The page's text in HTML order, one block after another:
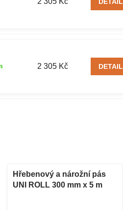
2 305 Kč DETAIL
Hřebenový a nárožní pás
UNI ROLL 300 mm x 5 m